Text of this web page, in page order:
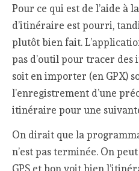
Pour ce qui est de l’aide à
d’itinéraire est pourri,
plutôt bien fait.
pas d’outil pour tracer
soit en importer (en GPX)
l’enregistrement d’une
itinéraire pour une
On dirait que la
n’est pas terminée. On